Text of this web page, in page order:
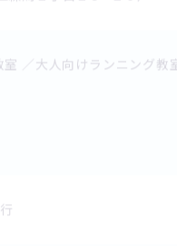
室 ／大人向けランニング教